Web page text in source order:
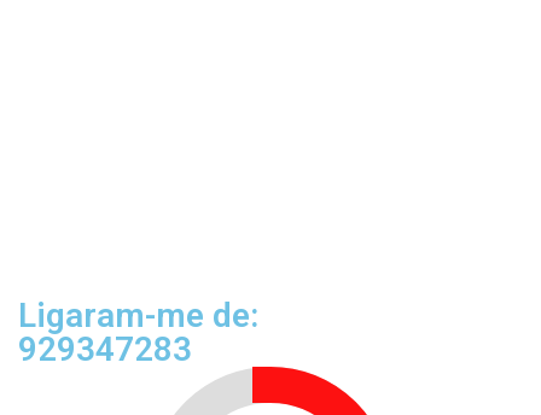
Ligaram-me de:
929347283